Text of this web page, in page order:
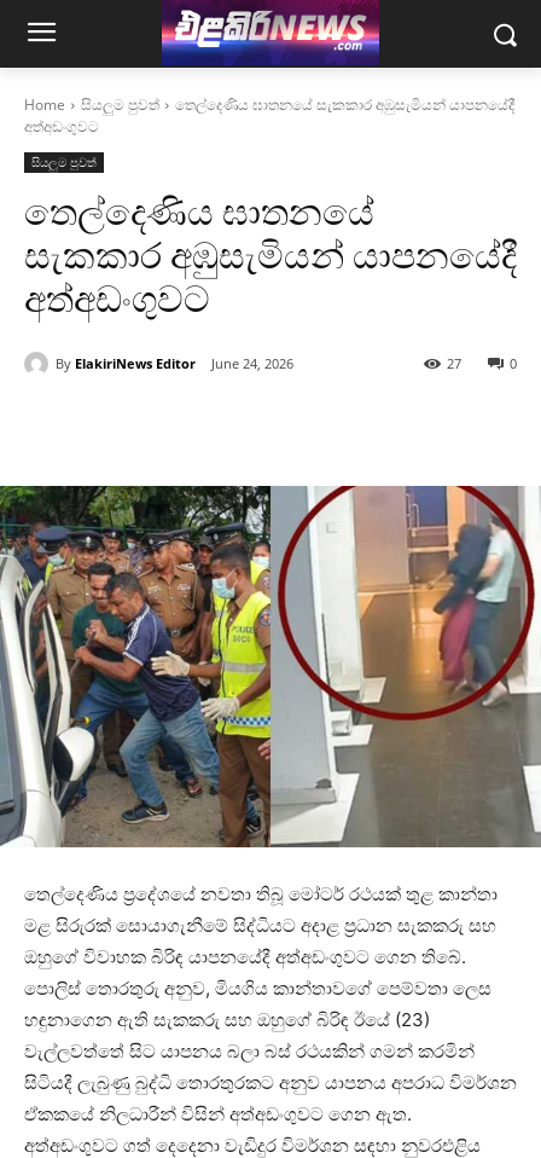
Home සියලුම පුවත්
තෙල්දෙණිය ඝාතනයේ සැකකාර අඹුසැමියන් යාපනයේදී
අත්අඩංගුවට
සියලුම පුවත්
තෙල්දෙණිය ඝාතනයේ
සැකකාර අඹුසැමියන් යාපනයේදී
අත්අඩංගුවට
By ElakiriNews Editor June 24, 2026 0
27
තෙල්දෙණිය ප්‍රදේශයේ නවතා තිබූ මෝටර් රථයක් තුළ කාන්තා
මළ සිරුරක් සොයාගැනීමේ සිද්ධියට අදාළ ප්‍රධාන සැකකරු සහ
ඔහුගේ විවාහක බිරිඳ යාපනයේදී අත්අඩංගුවට ගෙන තිබේ.
පොලිස් තොරතුරු අනුව, මියගිය කාන්තාවගේ පෙම්වතා ලෙස
හඳුනාගෙන ඇති සැකකරු සහ ඔහුගේ බිරිඳ ඊයේ (23)
වැල්ලවත්තේ සිට යාපනය බලා බස් රථයකින් ගමන් කරමින්
සිටියදී ලැබුණු බුද්ධි තොරතුරකට අනුව යාපනය අපරාධ විමර්ශන
ඒකකයේ නිලධාරීන් විසින් අත්අඩංගුවට ගෙන ඇත.
අත්අඩංගුවට ගත් දෙදෙනා වැඩිදුර විමර්ශන සඳහා නුවරඑළිය